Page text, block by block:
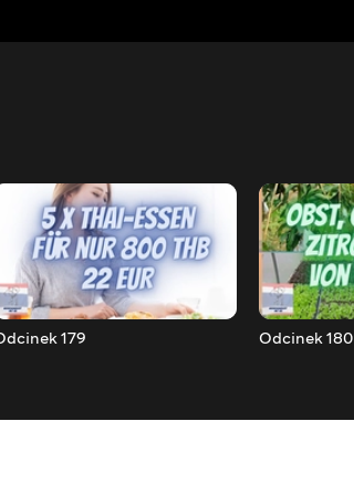
179 Odcinek 180